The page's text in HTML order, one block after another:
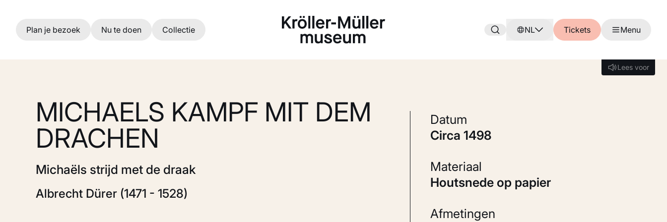
Ga naar hoofdinhoud
Plan je bezoek Nu te doen Collectie NL Tickets Menu
Lees voor
Lees voor
MICHAELS KAMPF MIT DEM
DRACHEN
Michaëls strijd met de draak
Albrecht Dürer (1471 - 1528)
Datum
circa 1498
Materiaal
Houtsnede op papier
Afmetingen